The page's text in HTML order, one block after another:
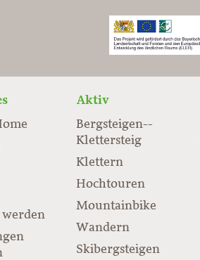
Aktiv
Bergsteigen-­
Klettersteig
Klettern
Hochtouren
Mountainbike
Wandern
Skibergsteigen